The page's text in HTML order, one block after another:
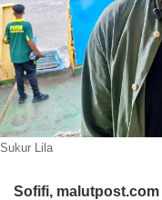
Sukur Lila
Sofifi, malutpost.com